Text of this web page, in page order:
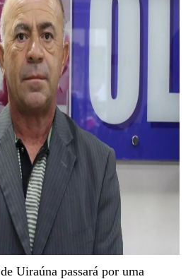
Uiraúna passará por uma